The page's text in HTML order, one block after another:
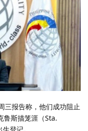
三报告称，他们成功阻止
鲁斯描笼涯（Sta.